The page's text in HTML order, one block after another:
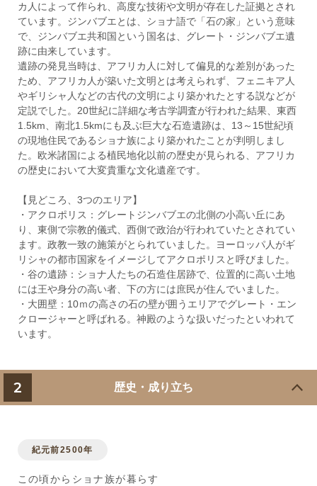
カ人によって作られ、高度な技術や文明が存在した証拠とされ
ています。ジンバブエとは、ショナ語で「石の家」という意味
で、ジンバブエ共和国という国名は、グレート・ジンバブエ遺
跡に由来しています。
遺跡の発見当時は、アフリカ人に対して偏見的な差別があった
ため、アフリカ人が築いた文明とは考えられず、フェニキア人
やギリシャ人などの古代の文明により築かれたとする説などが
定説でした。20世紀に詳細な考古学調査が行われた結果、東西
1.5km、南北1.5kmにも及ぶ巨大な石造遺跡は、13～15世紀頃
の現地住民であるショナ族により築かれたことが判明しまし
た。欧米諸国による植民地化以前の歴史が見られる、アフリカ
の歴史において大変貴重な文化遺産です。
【見どころ、3つのエリア】
・アクロポリス：グレートジンバブエの北側の小高い丘にあ
り、東側で宗教的儀式、西側で政治が行われていたとされてい
ます。政教一致の施策がとられていました。ヨーロッパ人がギ
リシャの都市国家をイメージしてアクロポリスと呼びました。
・谷の遺跡：ショナ人たちの石造住居跡で、位置的に高い土地
には王や身分の高い者、下の方には庶民が住んでいました。
・大囲壁：10ｍの高さの石の壁が囲うエリアでグレート・エン
クロージャーと呼ばれる。神殿のような扱いだったといわれて
います。
2 歴史・成り立ち
紀元前2500年
この頃からショナ族が暮らす